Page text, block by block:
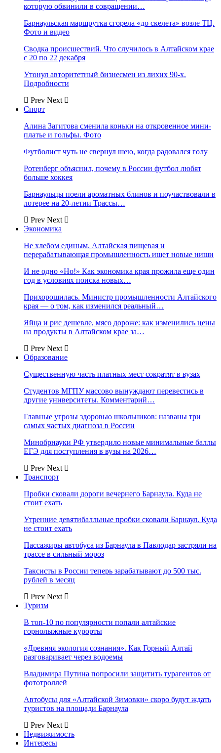
которую обвинили в совращении…
Барнаульская маршрутка сгорела «до скелета» возле ТЦ.
Фото и видео
Сводка происшествий. Что случилось в Алтайском крае
с 20 по 22 декабря
Утонул авторитетный бизнесмен из лихих 90-х.
Подробности
Prev Next
Спорт
Алина Загитова сменила коньки на откровенное мини-
платье и гольфы. Фото
Футболист чуть не свернул шею, когда радовался голу
Ротенберг объяснил, почему в России футбол любят
больше хоккея
Барнаульцы поели ароматных блинов и поучаствовали в
лотерее на 20-летии Трассы…
Prev Next
Экономика
Не хлебом единым. Алтайская пищевая и
перерабатывающая промышленность ищет новые ниши
И не одно «Но!» Как экономика края прожила еще один
год в условиях поиска новых…
Прихорошилась. Министр промышленности Алтайского
края — о том, как изменился реальный…
Яйца и рис дешевле, мясо дороже: как изменились цены
на продукты в Алтайском крае за…
Prev Next
Образование
Существенную часть платных мест сократят в вузах
Студентов МГПУ массово вынуждают перевестись в
другие университеты. Комментарий…
Главные угрозы здоровью школьников: названы три
самых частых диагноза в России
Минобрнауки РФ утвердило новые минимальные баллы
ЕГЭ для поступления в вузы на 2026…
Prev Next
Транспорт
Пробки сковали дороги вечернего Барнаула. Куда не
стоит ехать
Утренние девятибалльные пробки сковали Барнаул. Куда
не стоит ехать
Пассажиры автобуса из Барнаула в Павлодар застряли на
трассе в сильный мороз
Таксисты в России теперь зарабатывают до 500 тыс.
рублей в месяц
Prev Next
Туризм
В топ-10 по популярности попали алтайские
горнолыжные курорты
«Древняя экология сознания». Как Горный Алтай
разговаривает через водоемы
Владимира Путина попросили защитить турагентов от
фототроллей
Автобусы для «Алтайской Зимовки» скоро будут ждать
туристов на площади Барнаула
Prev Next
Недвижимость
Интересы